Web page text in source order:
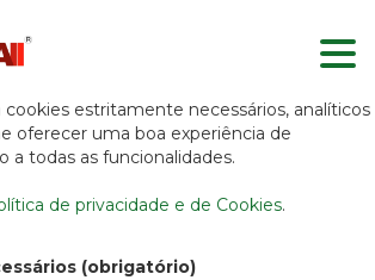
preferências de
este website.
estritamente necessários, analíticos
oferecer uma boa experiência de
a todas as funcionalidades.
de privacidade e de Cookies.
(obrigatório)